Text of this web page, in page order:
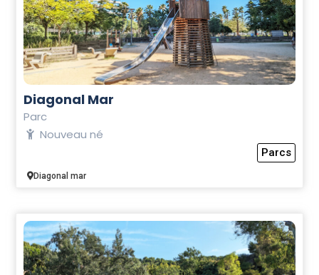
Diagonal Mar
Parc
Nouveau né
Parcs
Diagonal mar